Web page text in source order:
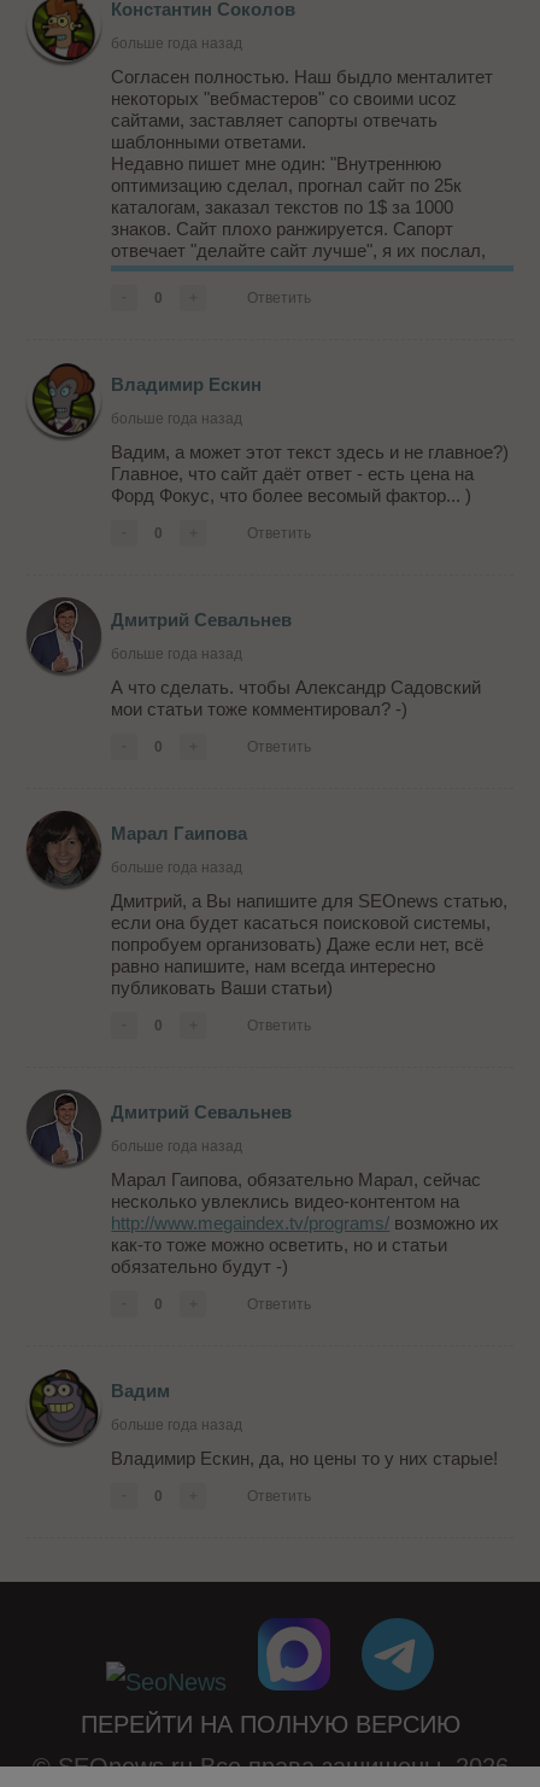
Константин Соколов
больше года назад
Согласен полностью. Наш быдло менталитет
некоторых "вебмастеров" со своими ucoz
сайтами, заставляет сапорты отвечать
шаблонными ответами.
Недавно пишет мне один: "Внутреннюю
оптимизацию сделал, прогнал сайт по 25к
каталогам, заказал текстов по 1$ за 1000
знаков. Сайт плохо ранжируется. Сапорт
отвечает "делайте сайт лучше", я их послал,
т.к. сайт у меня хороший. Что не так?"
Только открыв сайт увидел что на сайте нет
0 Ответить
Владимир Ескин
больше года назад
Вадим, а может этот текст здесь и не главное?)
Главное, что сайт даёт ответ - есть цена на
Форд Фокус, что более весомый фактор... )
0 Ответить
Дмитрий Севальнев
больше года назад
А что сделать. чтобы Александр Садовский
мои статьи тоже комментировал? -)
0 Ответить
Марал Гаипова
больше года назад
Дмитрий, а Вы напишите для SEOnews статью,
если она будет касаться поисковой системы,
попробуем организовать) Даже если нет, всё
равно напишите, нам всегда интересно
публиковать Ваши статьи)
0 Ответить
Дмитрий Севальнев
больше года назад
Марал Гаипова, обязательно Марал, сейчас
несколько увлеклись видео-контентом на
http://www.megaindex.tv/programs/ возможно их
как-то тоже можно осветить, но и статьи
обязательно будут -)
0 Ответить
Вадим
больше года назад
Владимир Ескин, да, но цены то у них старые!
0 Ответить
ПЕРЕЙТИ НА ПОЛНУЮ ВЕРСИЮ
© SEOnews.ru Все права защищены. 2026